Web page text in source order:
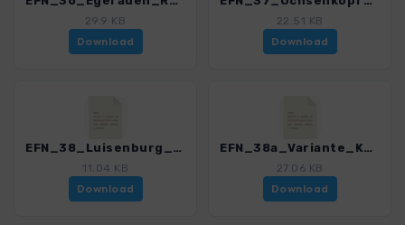
29.9 KB
Download
22.51 KB
Download
EFN_38_Luisenburg_3151_2.gpx
11.04 KB
Download
EFN_38a_Variante_Koesseine_3151_2.gpx
27.06 KB
Download